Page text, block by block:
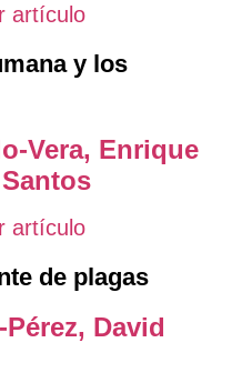
artículo
y los
Vera, Enrique
artículo
de plagas
David